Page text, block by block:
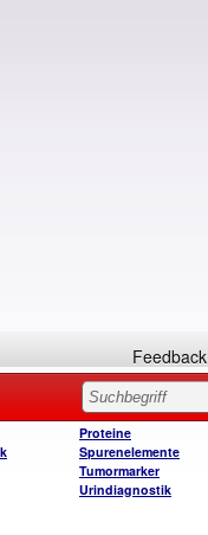
Feedback
Proteine
Spurenelemente
Tumormarker
Urindiagnostik